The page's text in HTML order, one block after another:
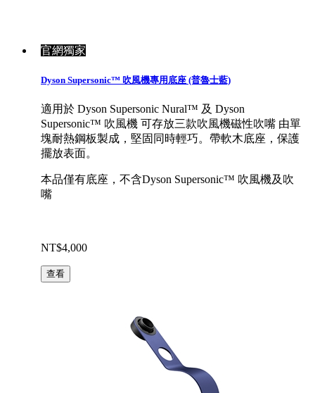
官網獨家
Dyson Supersonic™ 吹風機專用底座 (普魯士藍)
適用於 Dyson Supersonic Nural™ 及 Dyson
Supersonic™ 吹風機 可存放三款吹風機磁性吹嘴 由單
塊耐熱鋼板製成，堅固同時輕巧。帶軟木底座，保護
擺放表面。
本品僅有底座，不含Dyson Supersonic™ 吹風機及吹
嘴
NT$4,000
查看